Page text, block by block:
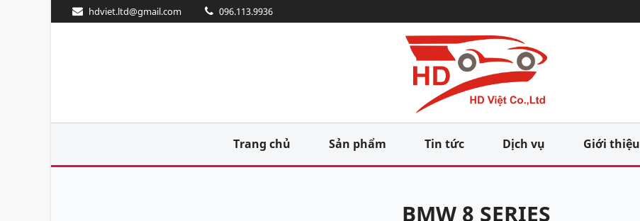
hdviet.ltd@gmail.com 096.113.9936
Trang chủ Sản phẩm Tin tức Dịch vụ Giới thiệu
BMW 8 SERIES